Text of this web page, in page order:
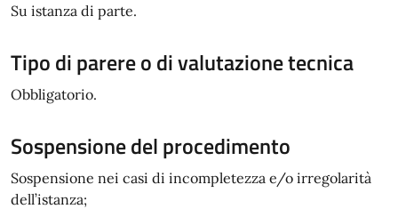
Su istanza di parte.
Tipo di parere o di valutazione tecnica
Obbligatorio.
Sospensione del procedimento
Sospensione nei casi di incompletezza e/o irregolarità
dell’istanza;